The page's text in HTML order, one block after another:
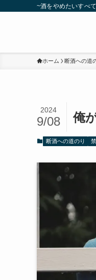
~酒をやめたいすべ
ホーム 断酒への道
俺
2024
9/08
断酒への道のり